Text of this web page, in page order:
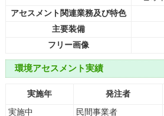
アセスメント関連業務及び特色
主要装備
フリー画像
環境アセスメント実績
実施年
発注者
実施中
民間事業者